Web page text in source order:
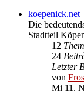
koepenick.net
Die
Stadtteil
12
24
Letzter
von
Mi 11.